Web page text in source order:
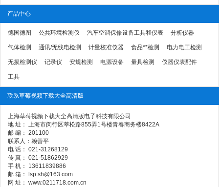
产品中心
德国德图 公共环境检测仪 汽车空调保修设备工具和仪表 分析仪器
气体检测 通讯/无线电检测 计量校准仪器 食品**检测 电力电工检测
无损检测仪 记录仪 安规检测 电源设备 量具检测 仪器仪表配件
工具
联系草莓视频下载大全高清版
上海草莓视频下载大全高清版电子科技有限公司
地 址： 上海市闵行区莘松路855弄1号楼青春商务楼8422A
邮 编： 201100
联系人：赖善平
电 话： 021-31268129
传 真： 021-51862929
手 机： 13611839886
邮 箱： lsp.sh@163.com
网 址： www.0211718.com.cn